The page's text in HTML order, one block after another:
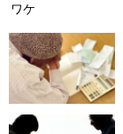
ワケ